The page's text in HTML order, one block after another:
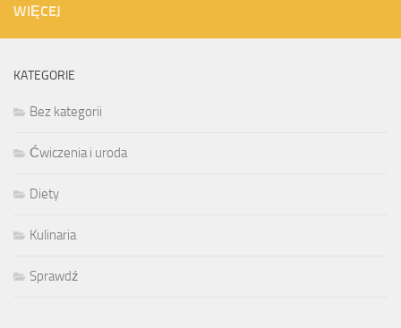
WIĘCEJ
KATEGORIE
Bez kategorii
Ćwiczenia i uroda
Diety
Kulinaria
Sprawdź